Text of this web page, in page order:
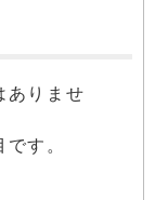
ありませ
す。